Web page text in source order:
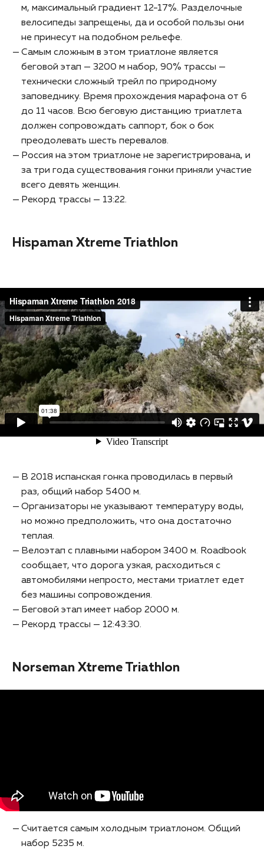
м, максимальный градиент 12-17%. Разделочные
велосипеды запрещены, да и особой пользы они
не принесут на подобном рельефе.
Самым сложным в этом триатлоне является
беговой этап — 3200 м набор, 90% трассы —
технически сложный трейл по природному
заповеднику. Время прохождения марафона от 6
до 11 часов. Всю беговую дистанцию триатлета
должен сопровождать саппорт, бок о бок
преодолевать шесть перевалов.
Россия на этом триатлоне не зарегистрирована, и
за три года существования гонки приняли участие
всего девять женщин.
Рекорд трассы — 13:22.
Hispaman Xtreme Triathlon
Hispaman Xtreme Triathlon 2018fromHispaman Xtreme
TriathlononVimeo.
В 2018 испанская гонка проводилась в первый
раз, общий набор 5400 м.
Организаторы не указывают температуру воды,
но можно предположить, что она достаточно
теплая.
Велоэтап с плавными набором 3400 м. Roadbook
сообщает, что дорога узкая, расходиться с
автомобилями непросто, местами триатлет едет
без машины сопровождения.
Беговой этап имеет набор 2000 м.
Рекорд трассы — 12:43:30.
Norseman Xtreme Triathlon
Считается самым холодным триатлоном. Общий
набор 5235 м.